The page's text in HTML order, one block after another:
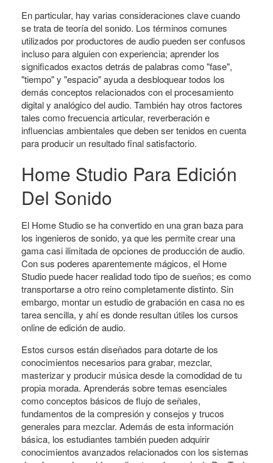
En particular, hay varias consideraciones clave cuando
se trata de teoría del sonido. Los términos comunes
utilizados por productores de audio pueden ser confusos
incluso para alguien con experiencia; aprender los
significados exactos detrás de palabras como "fase",
"tiempo" y "espacio" ayuda a desbloquear todos los
demás conceptos relacionados con el procesamiento
digital y analógico del audio. También hay otros factores
tales como frecuencia articular, reverberación e
influencias ambientales que deben ser tenidos en cuenta
para producir un resultado final satisfactorio.
Home Studio Para Edición
Del Sonido
El Home Studio se ha convertido en una gran baza para
los ingenieros de sonido, ya que les permite crear una
gama casi ilimitada de opciones de producción de audio.
Con sus poderes aparentemente mágicos, el Home
Studio puede hacer realidad todo tipo de sueños; es como
transportarse a otro reino completamente distinto. Sin
embargo, montar un estudio de grabación en casa no es
tarea sencilla, y ahí es donde resultan útiles los cursos
online de edición de audio.
Estos cursos están diseñados para dotarte de los
conocimientos necesarios para grabar, mezclar,
masterizar y producir música desde la comodidad de tu
propia morada. Aprenderás sobre temas esenciales
como conceptos básicos de flujo de señales,
fundamentos de la compresión y consejos y trucos
generales para mezclar. Además de esta información
básica, los estudiantes también pueden adquirir
conocimientos avanzados relacionados con los sistemas